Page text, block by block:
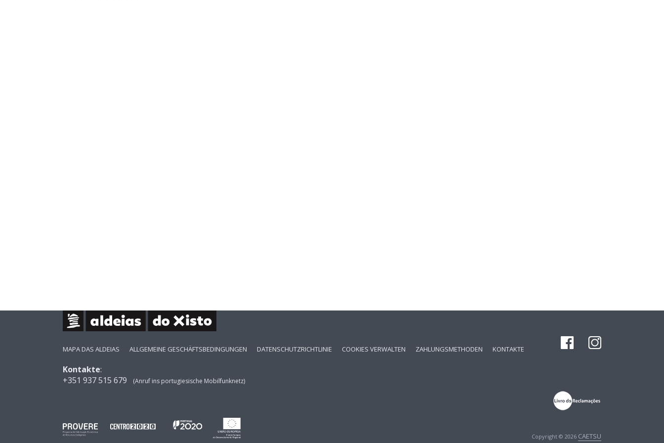
MAPA DAS ALDEIAS ALLGEMEINE GESCHÄFTSBEDINGUNGEN DATENSCHUTZRICHTLINIE COOKIES VERWALTEN ZAHLUNGSMETHODEN KONTAKTE
Kontakte:
+351 937 515 679
(Anruf ins portugiesische Mobilfunknetz)
Copyright © 2026 CAETSU